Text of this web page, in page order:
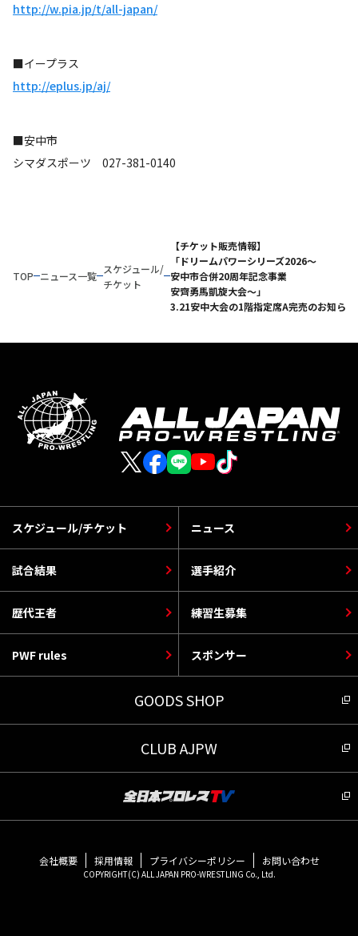
http://w.pia.jp/t/all-japan/
■イープラス
http://eplus.jp/aj/
■安中市
シマダスポーツ 027-381-0140
TOP ニュース一覧
スケジュール/
チケット
【チケット販売情報】
「ドリームパワーシリーズ2026〜
安中市合併20周年記念事業
安齊勇馬凱旋大会〜」
3.21安中大会の1階指定席A完売のお知らせ
スケジュール/チケット
選手紹介
PWF rules
ニュース
歴代王者
スポンサー
試合結果
練習生募集
GOODS SHOP
CLUB AJPW
会社概要 採用情報 プライバシーポリシー お問い合わせ
COPYRIGHT(C) ALL JAPAN PRO-WRESTLING Co., Ltd.